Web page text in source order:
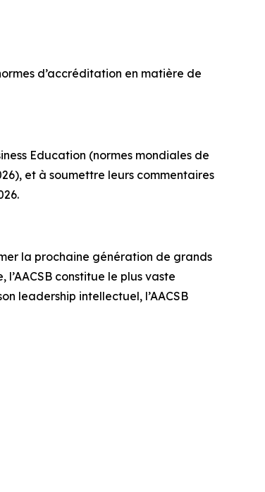
d’accréditation en matière de
Education (normes mondiales de
et à soumettre leurs commentaires
la prochaine génération de grands
constitue le plus vaste
leadership intellectuel, l’AACSB